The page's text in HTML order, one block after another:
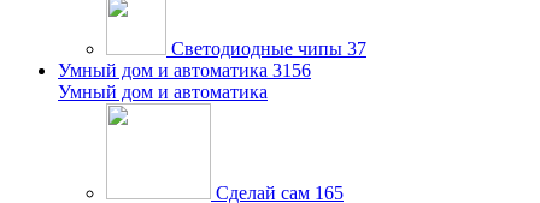
Светодиодные чипы 37
Умный дом и автоматика 3156
Умный дом и автоматика
Сделай сам 165